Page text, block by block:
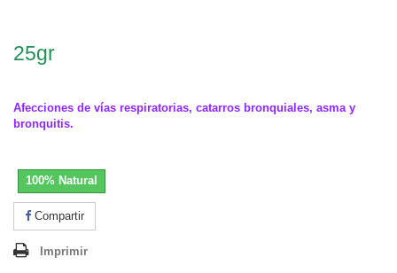
25gr
Afecciones de vías respiratorias, catarros bronquiales, asma y
bronquitis.
100% Natural
Compartir
Imprimir